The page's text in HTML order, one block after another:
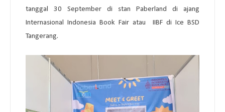
tanggal 30 September di stan Paberland di ajang
Internasional Indonesia Book Fair atau IIBF di Ice BSD
Tangerang.